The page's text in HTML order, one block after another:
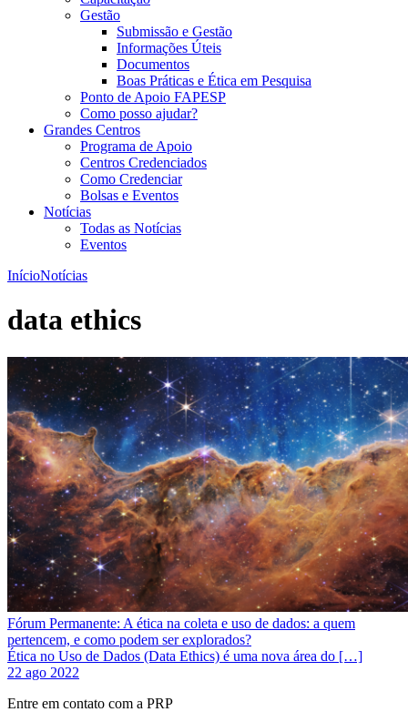
Gestão
Submissão e Gestão
Informações Úteis
Documentos
Boas Práticas e Ética em Pesquisa
Ponto de Apoio FAPESP
Como posso ajudar?
Grandes Centros
Programa de Apoio
Centros Credenciados
Como Credenciar
Bolsas e Eventos
Notícias
Todas as Notícias
Eventos
InícioNotícias
data ethics
Fórum Permanente: A ética na coleta e uso de dados: a quem
pertencem, e como podem ser explorados?
Ética no Uso de Dados (Data Ethics) é uma nova área do […]
22 ago 2022
Entre em contato com a PRP